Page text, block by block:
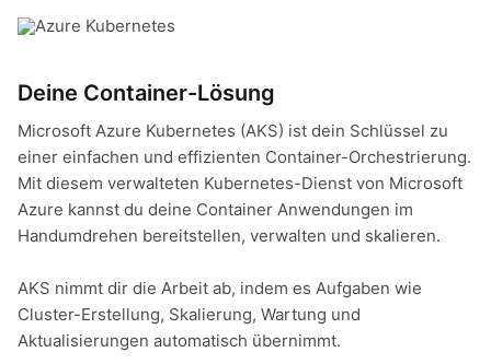
Deine Container-Lösung
Microsoft Azure Kubernetes (AKS) ist dein Schlüssel zu
einer einfachen und effizienten Container-Orchestrierung.
Mit diesem verwalteten Kubernetes-Dienst von Microsoft
Azure kannst du deine Container Anwendungen im
Handumdrehen bereitstellen, verwalten und skalieren.
AKS nimmt dir die Arbeit ab, indem es Aufgaben wie
Cluster-Erstellung, Skalierung, Wartung und
Aktualisierungen automatisch übernimmt.